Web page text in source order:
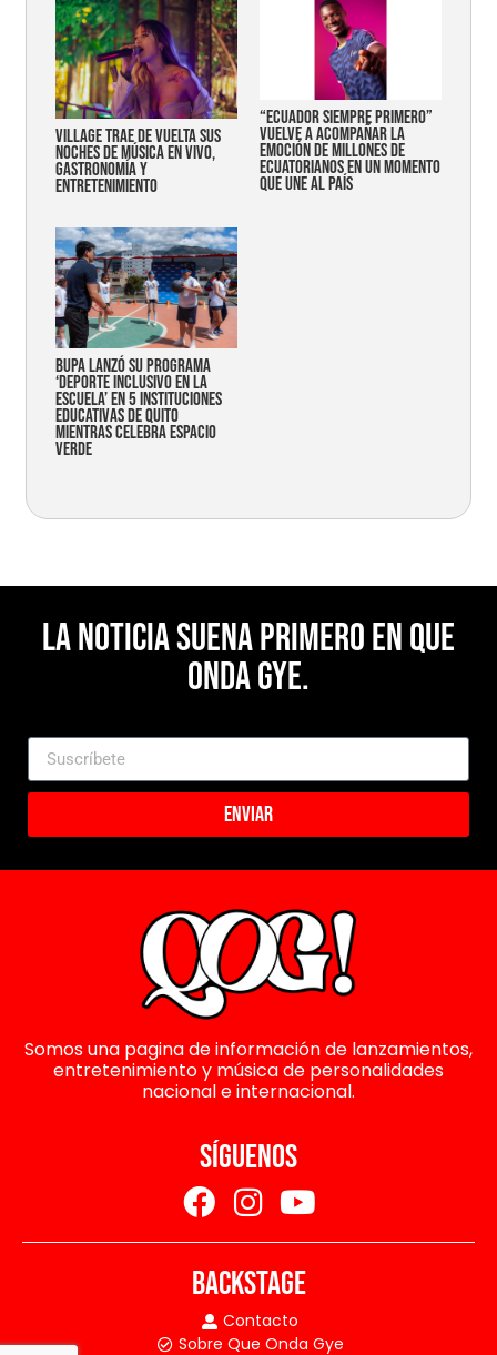
Village trae de vuelta sus
noches de música en vivo,
gastronomía y
entretenimiento
“Ecuador siempre primero”
vuelve a acompañar la
emoción de millones de
ecuatorianos en un momento
que une al país
Bupa lanzó su programa
‘Deporte Inclusivo en la
Escuela’ en 5 instituciones
educativas de Quito
mientras celebra espacio
verde
La noticia suena primero en Que
Onda Gye.
Enviar
Somos una pagina de información de lanzamientos,
entretenimiento y música de personalidades
nacional e internacional.
SÍGUENOS
BACKSTAGE
Contacto
Sobre Que Onda Gye